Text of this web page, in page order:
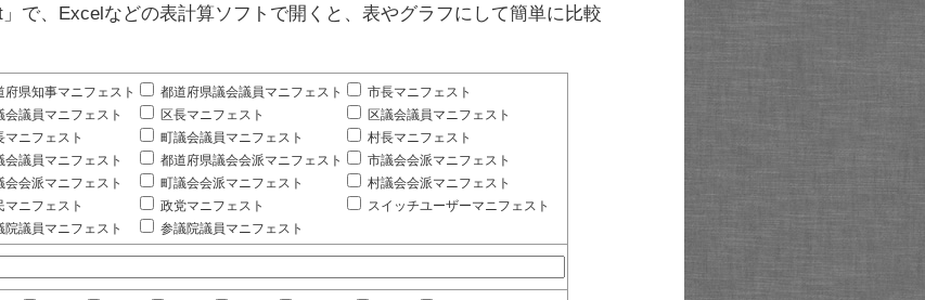
で、Excelなどの表計算ソフトで開くと、表やグラフにして簡単に比較
府県知事マニフェスト 都道府県議会議員マニフェスト
市長マニフェスト
会議員マニフェスト
区長マニフェスト
区議会議員マニフェスト
マニフェスト
町議会議員マニフェスト
村長マニフェスト
会議員マニフェスト
都道府県議会会派マニフェスト
市議会会派マニフェスト
会会派マニフェスト
町議会会派マニフェスト
村議会会派マニフェスト
マニフェスト
政党マニフェスト
スイッチユーザーマニフェスト
院議員マニフェスト
参議院議員マニフェスト